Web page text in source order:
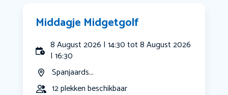
Middagje Midgetgolf
8 August 2026 | 14:30 tot 8 August 2026
| 16:30
Spanjaards...
12 plekken beschikbaar